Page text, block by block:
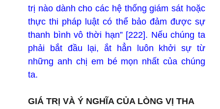
trị nào dành cho các hệ thống giám sát hoặc
thực thi pháp luật có thể bảo đảm được sự
thanh bình vô thời hạn” [222]. Nếu chúng ta
phải bắt đầu lại, ắt hẳn luôn khởi sự từ
những anh chị em bé mọn nhất của chúng
ta.
GIÁ TRỊ VÀ Ý NGHĨA CỦA LÒNG VỊ THA